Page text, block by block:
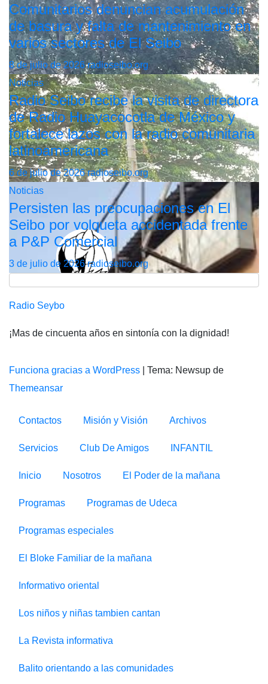
Comunitarios denuncian acumulación
de basura y falta de mantenimiento en
varios sectores de El Seibo
8 de julio de 2026radioseibo.org
Noticias
Radio Seibo recibe la visita de directora
de Radio Huayacocotla de México y
fortalece lazos con la radio comunitaria
latinoamericana
6 de julio de 2026radioseibo.org
Noticias
Persisten las preocupaciones en El
Seibo por volqueta accidentada frente
a P&P Comercial
3 de julio de 2026radioseibo.org
Radio Seybo
¡Mas de cincuenta años en sintonía con la dignidad!
Funciona gracias a WordPress
Tema: Newsup de
Themeansar
Contactos Misión y Visión Archivos
Servicios Club De Amigos INFANTIL
Inicio Nosotros El Poder de la mañana
Programas Programas de Udeca
Programas especiales
El Bloke Familiar de la mañana
Informativo oriental
Los niños y niñas tambien cantan
La Revista informativa
Balito orientando a las comunidades